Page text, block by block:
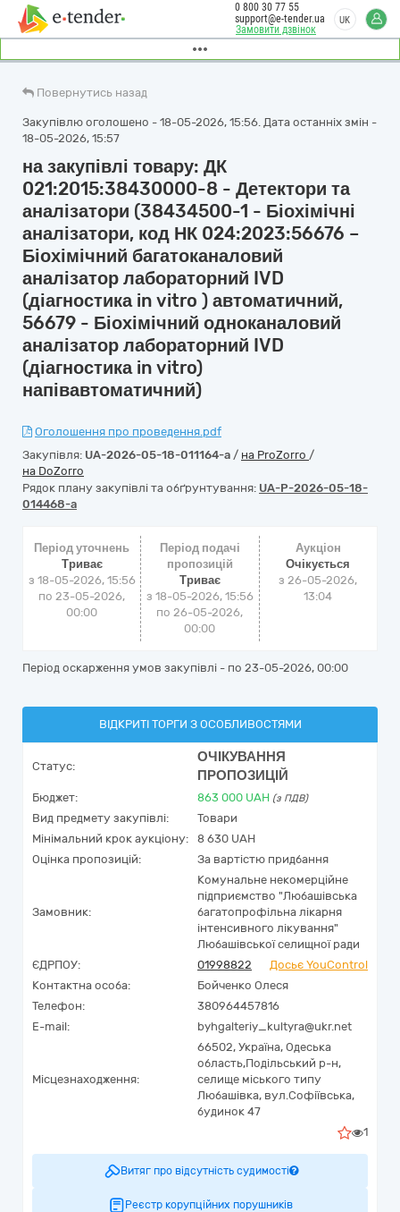
Замовити дзвінок
0 800 30 77 55
support@e-tender.ua
UK
Повернутись назад
Закупівлю оголошено - 18-05-2026, 15:56. Дата останніх змін -
18-05-2026, 15:57
на закупівлі товару: ДК
021:2015:38430000-8 - Детектори та
аналізатори (38434500-1 - Біохімічні
аналізатори, код НК 024:2023:56676 –
Біохімічний багатоканаловий
аналізатор лабораторний IVD
(діагностика in vitro ) автоматичний,
56679 - Біохімічний одноканаловий
аналізатор лабораторний IVD
(діагностика in vitro)
напівавтоматичний)
Оголошення про проведення.pdf
Закупівля: UA-2026-05-18-011164-a / на ProZorro /
на DoZorro
Рядок плану закупівлі та обґрунтування: UA-P-2026-05-18-
014468-a
Період уточнень
Триває
з 18-05-2026, 15:56
по 23-05-2026,
00:00
Період подачі
пропозицій
Триває
з 18-05-2026, 15:56
по 26-05-2026,
00:00
Аукціон
Очікується
з26-05-2026,
13:04
Період оскарження умов закупівлі - по 23-05-2026, 00:00
ВІДКРИТІ ТОРГИ З ОСОБЛИВОСТЯМИ
Статус:
ОЧІКУВАННЯ
ПРОПОЗИЦІЙ
Бюджет: 863 000 UAH (з ПДВ)
Вид предмету закупівлі:
Товари
Мінімальний крок аукціону:
8 630 UAH
Оцінка пропозицій:
За вартістю придбання
Замовник:
Комунальне некомерційне
підприємство "Любашівська
багатопрофільна лікарня
інтенсивного лікування"
Любашівської селищної ради
ЄДРПОУ:
01998822
Досьє YouControl
Контактна особа:
Бойченко Олеся
Телефон:
380964457816
E-mail:
byhgalteriy_kultyra@ukr.net
Місцезнаходження:
66502, Україна, Одеська
область,Подільський р-н,
селище міського типу
Любашівка, вул.Софіївська,
будинок 47
1
Витяг про відсутність судимості
Реєстр корупційних порушників